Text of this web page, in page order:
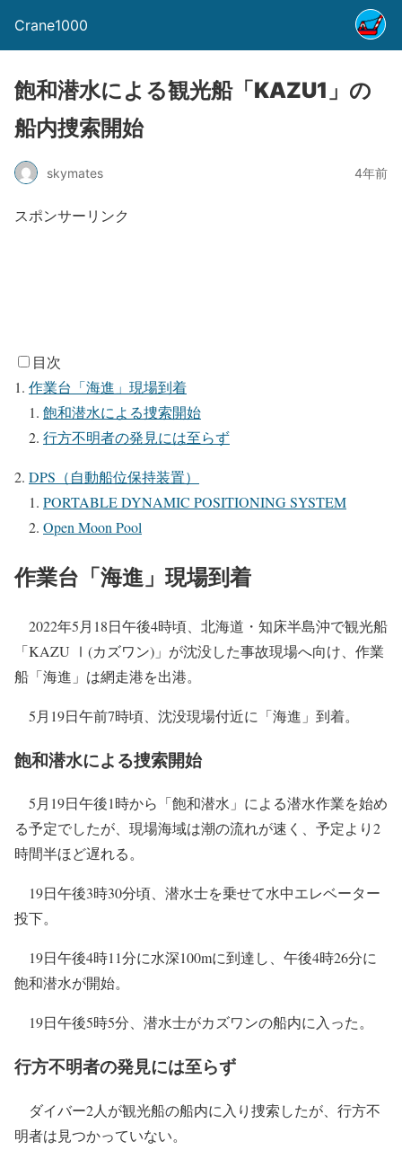
Crane1000
飽和潜水による観光船「KAZU1」の
船内捜索開始
skymates 4年前
スポンサーリンク
目次
作業台「海進」現場到着
飽和潜水による捜索開始
行方不明者の発見には至らず
DPS（自動船位保持装置）
PORTABLE DYNAMIC POSITIONING SYSTEM
Open Moon Pool
作業台「海進」現場到着
2022年5月18日午後4時頃、北海道・知床半島沖で観光船
「KAZU Ⅰ(カズワン)」が沈没した事故現場へ向け、作業
船「海進」は網走港を出港。
5月19日午前7時頃、沈没現場付近に「海進」到着。
飽和潜水による捜索開始
5月19日午後1時から「飽和潜水」による潜水作業を始め
る予定でしたが、現場海域は潮の流れが速く、予定より2
時間半ほど遅れる。
19日午後3時30分頃、潜水士を乗せて水中エレベーター
投下。
19日午後4時11分に水深100mに到達し、午後4時26分に
飽和潜水が開始。
19日午後5時5分、潜水士がカズワンの船内に入った。
行方不明者の発見には至らず
ダイバー2人が観光船の船内に入り捜索したが、行方不
明者は見つかっていない。